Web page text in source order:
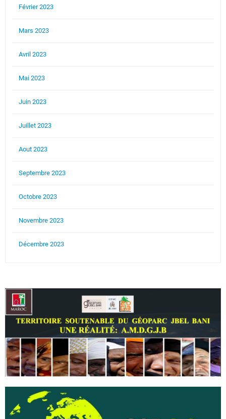
Février 2023
Mars 2023
Avril 2023
Mai 2023
Juin 2023
Juillet 2023
Aout 2023
Septembre 2023
Octobre 2023
Novembre 2023
Décembre 2023